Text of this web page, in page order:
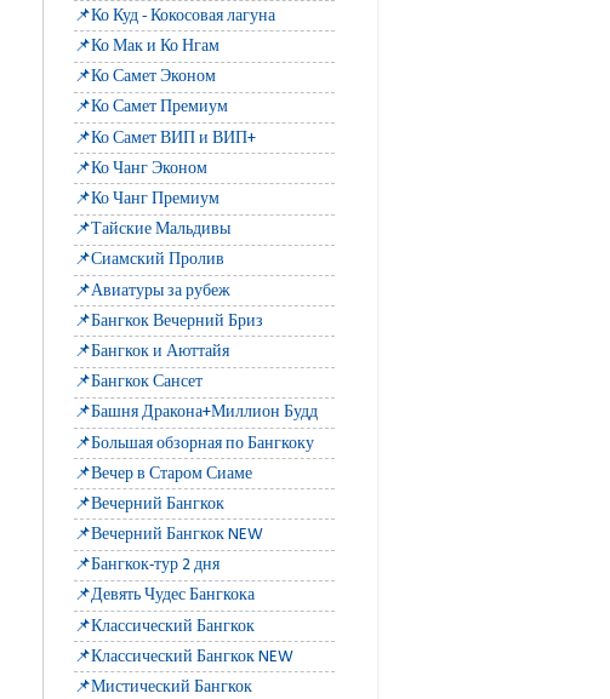
📌Ко Куд - Кокосовая лагуна
📌Ко Мак и Ко Нгам
📌Ко Самет Эконом
📌Ко Самет Премиум
📌Ко Самет ВИП и ВИП+
📌Ко Чанг Эконом
📌Ко Чанг Премиум
📌Тайские Мальдивы
📌Сиамский Пролив
📌Авиатуры за рубеж
📌Бангкок Вечерний Бриз
📌Бангкок и Аюттайя
📌Бангкок Сансет
📌Башня Дракона+Миллион Будд
📌Большая обзорная по Бангкоку
📌Вечер в Старом Сиаме
📌Вечерний Бангкок
📌Вечерний Бангкок NEW
📌Бангкок-тур 2 дня
📌Девять Чудес Бангкока
📌Классический Бангкок
📌Классический Бангкок NEW
📌Мистический Бангкок